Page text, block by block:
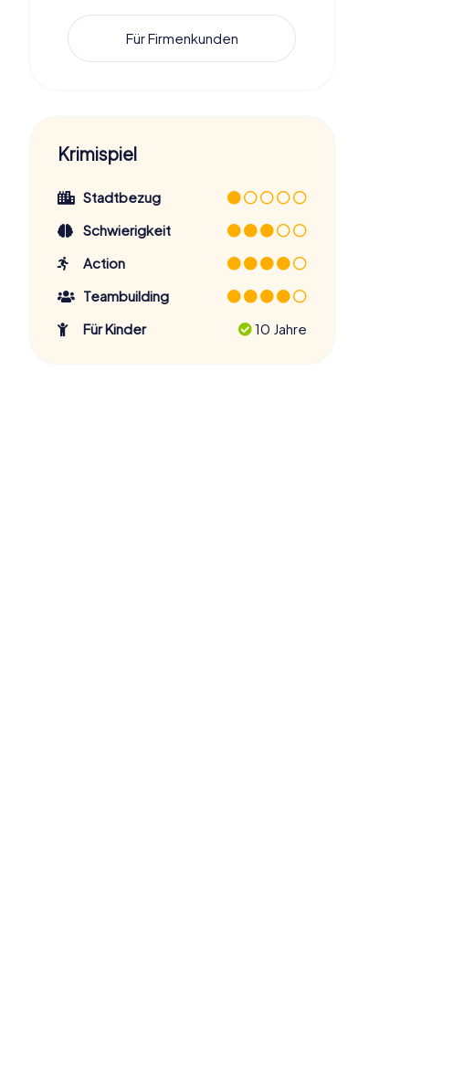
Für Firmenkunden
Krimispiel
Stadtbezug
Schwierigkeit
Action
Teambuilding
Für Kinder
10 Jahre